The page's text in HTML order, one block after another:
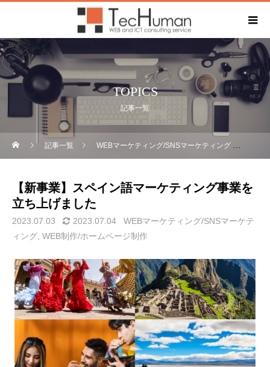
TOPICS
記事一覧
記事一覧 WEBマーケティング/SNSマーケティング
【新事業】スペイン語マーケティング事業を
立ち上げました
2023.07.03 2023.07.04
WEBマーケティング/SNSマーケテ
ィング WEB制作/ホームページ制作